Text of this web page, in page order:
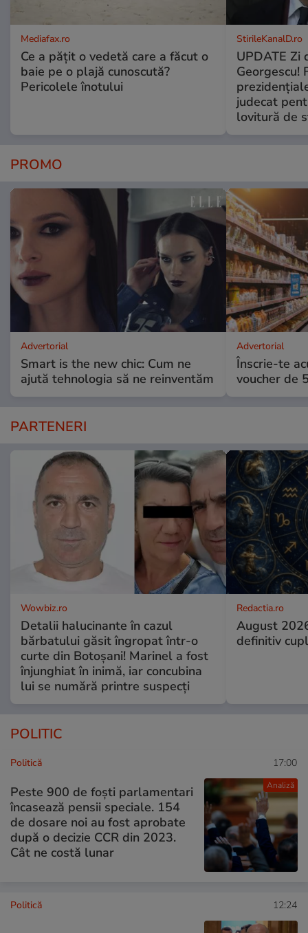
Mediafax.ro
Ce a pățit o vedetă care a făcut o
baie pe o plajă cunoscută?
Pericolele înotului
StirileKanalD.ro
UPDATE Zi
Georgescu!
judecat
lovitură de
PROMO
Advertorial
Smart is the new chic: Cum ne
ajută tehnologia să ne reinventăm
Advertorial
Înscrie-te
voucher de
PARTENERI
Wowbiz.ro
Detalii halucinante în cazul
bărbatului găsit îngropat într-o
curte din Botoșani! Marinel a fost
înjunghiat în inimă, iar concubina
lui se numără printre suspecți
Redactia.ro
August
definitiv
POLITIC
Analiză
Politică 17:00
Peste 900 de foști parlamentari
încasează pensii speciale. 154
de dosare noi au fost aprobate
după o decizie CCR din 2023.
Cât ne costă lunar
Politică 12:24